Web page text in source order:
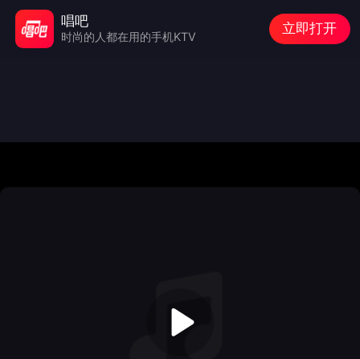
唱吧
时尚的人都在用的手机KTV
立即打开